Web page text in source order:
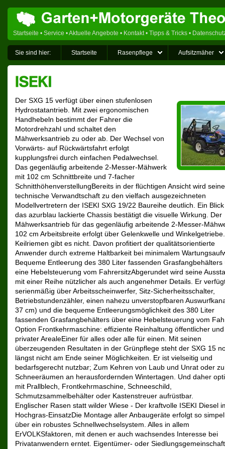
Startseite • Service •Aktuelle Angebote • Kontakt• Tipps & Tricks •
Sie sind hier: Startseite Rasenpflege Aufsitzmäher
Der SXG 15 verfügt über einen stufenlosen
Hydrostatantrieb. Mit zwei ergonomischen
Handhebeln bestimmt der Fahrer die
Motordrehzahl und schaltet den
Mähwerksantrieb zu oder ab. Der Wechsel von
Vorwärts- auf Rückwärtsfahrt erfolgt
kupplungsfrei durch einfachen Pedalwechsel.
Das gegenläufig arbeitende 2-Messer-Mähwerk
mit 102 cm Schnittbreite und 7-facher
SchnitthöhenverstellungBereits in der flüchtigen Ansicht wird seine
technische Verwandtschaft zu den vielfach ausgezeichneten
Modellvertretern der ISEKI SXG 19/22 Baureihe deutlich. Ein
das azurblau lackierte Chassis bestätigt die visuelle Wirkung. Der
Mähwerksantrieb für das gegenläufig arbeitende 2-Messer-
102 cm Arbeitsbreite erfolgt über Gelenkwelle und
Keilriemen gibt es nicht. Davon profitiert der qualitätsorientierte
Anwender durch extreme Haltbarkeit bei minimalem
Bequeme Entleerung des 380 Liter fassenden Grasfangbehälters
eine Hebelsteuerung vom FahrersitzAbgerundet wird seine
mit einer Reihe nützlicher als auch angenehmer Details. Er
serienmäßig über Arbeitsscheinwerfer, Sitz-Sicherheitsschalter,
Betriebstundenzähler, einen nahezu unverstopfbaren
37 cm) und die bequeme Entleerungsmöglichkeit des 380 Liter
fassenden Grasfangbehälters über eine Hebelsteuerung vom
Option Frontkehrmaschine: effiziente Reinhaltung öffentlicher und
privater ArealeEiner für alles oder alle für einen. Mit seinen
überzeugenden Resultaten in der Grünpflege steht der SXG 15
längst nicht am Ende seiner Möglichkeiten. Er ist vielseitig und
bedarfsgerecht nutzbar; Zum Kehren von Laub und Unrat oder
Schneeräumen an herausfordernden Wintertagen. Und daher
mit Prallblech, Frontkehrmaschine, Schneeschild,
Schmutzsammelbehälter oder Kastenstreuer aufrüstbar.
Englischer Rasen statt wilder Wiese - Der kraftvolle ISEKI Diesel
Hochgras-EinsatzDie Montage aller Anbaugeräte erfolgt so
über ein robustes Schnellwechselsystem. Alles in allem
ErVOLKSfaktoren, mit denen er auch wachsendes Interesse bei
Privatanwendern erntet. Eigentümer- oder